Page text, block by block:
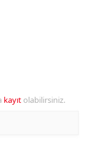
kayıt olabilirsiniz.